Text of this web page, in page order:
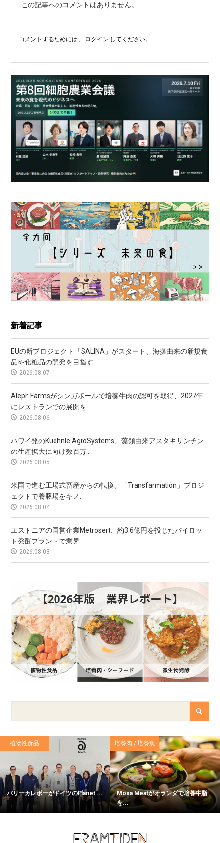
この記事へのコメントはありません。
コメントするためには、 ログイン してください。
新着記事
EUの新プロジェクト「SALINA」がスタート、海藻由来の新規食
品や化粧品の開発を目指す
2026.08.07
Aleph Farmsがシンガポールで培養牛肉の認可を取得、2027年
にレストランでの展開を...
2026.08.06
ハワイ発のKuehnle AgroSystems、藻類由来アスタキサンチン
の生産拡大に向け数百万...
2026.08.05
米国で進む工場式畜産からの転換、「Transfarmation」プロジ
ェクトで養豚場をキノ...
2026.08.04
エストニアの国営企業Metrosert、約3.6億円を投じたパイロッ
ト発酵プラントで業界...
2026.08.03
植物性食品
バリーカレボーがドイツのPlanet ...
培養肉 / 培養魚
Mosa Meatがオランダで培養牛脂
を...